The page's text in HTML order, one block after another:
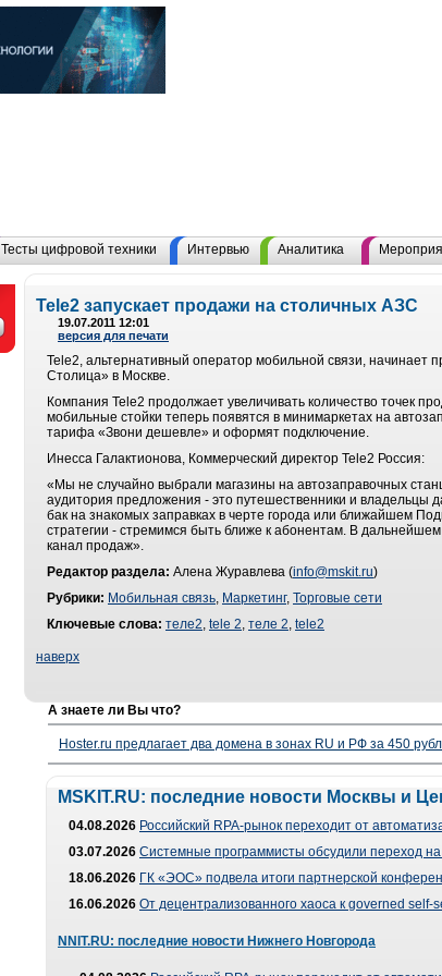
Тесты цифровой техники Интервью Аналитика
Tele2 запускает продажи на столичных АЗС
19.07.2011 12:01
версия для печати
Tele2, альтернативный оператор мобильной связи,
Столица» в Москве.
Компания Tele2 продолжает увеличивать количество точек
мобильные стойки теперь появятся в минимаркетах на
тарифа «Звони дешевле» и оформят подключение.
Инесса Галактионова, Коммерческий директор Tele2 Россия:
«Мы не случайно выбрали магазины на автозаправочных
аудитория предложения - это путешественники и владельцы
бак на знакомых заправках в черте города или ближайшем
стратегии - стремимся быть ближе к абонентам. В
канал продаж».
Редактор раздела: Алена Журавлева (info@mskit.ru)
Рубрики: Мобильная связь, Маркетинг, Торговые сети
Ключевые слова: теле2, tele 2, теле 2, tele2
наверх
А знаете ли Вы что?
Hoster.ru предлагает два домена в зонах RU и РФ за 450
MSKIT.RU: последние новости Москвы и
04.08.2026 Российский RPA-рынок переходит от
03.07.2026 Системные программисты обсудили переход
18.06.2026 ГК «ЭОС» подвела итоги партнерской
16.06.2026 От децентрализованного хаоса к governed
NNIT.RU: последние новости Нижнего Новгорода